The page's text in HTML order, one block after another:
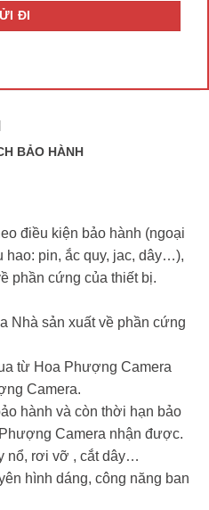
BẢO HÀNH
điều kiện bảo hành (ngoại
hao: pin, ắc quy, jac, dây…),
phần cứng của thiết bị.
Nhà sản xuất về phần cứng
từ Hoa Phượng Camera
Camera.
hành và còn thời hạn bảo
Camera nhận được.
nổ, rơi vỡ , cắt dây…
hình dáng, công năng ban